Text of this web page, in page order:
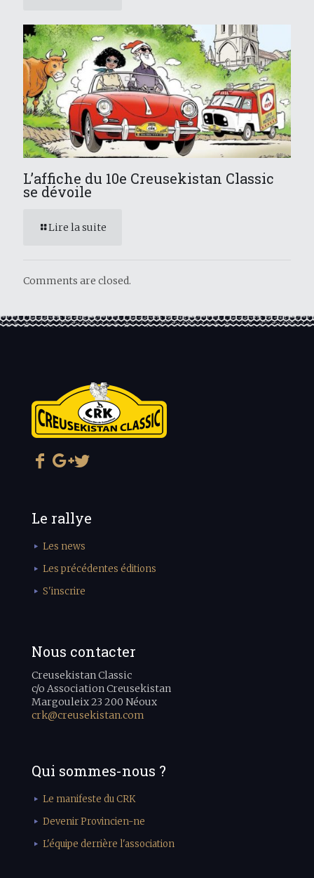
L’affiche du 10e Creusekistan Classic
se dévoile
Lire la suite
Comments are closed.
Le rallye
Les news
Les précédentes éditions
S'inscrire
Nous contacter
Creusekistan Classic
c/o Association Creusekistan
Margouleix 23 200 Néoux
crk@creusekistan.com
Qui sommes-nous ?
Le manifeste du CRK
Devenir Provincien-ne
L'équipe derrière l'association